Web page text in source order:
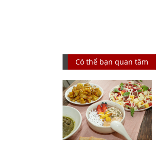
Có thể bạn quan tâm